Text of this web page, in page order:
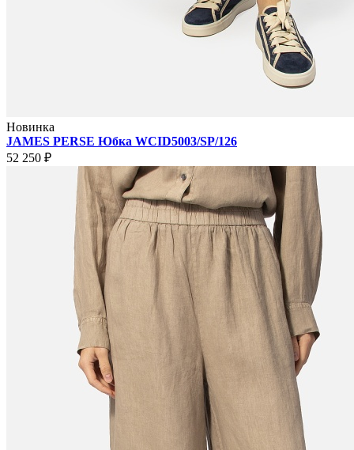
Новинка
JAMES PERSE Юбка WCID5003/SP/126
52 250 ₽